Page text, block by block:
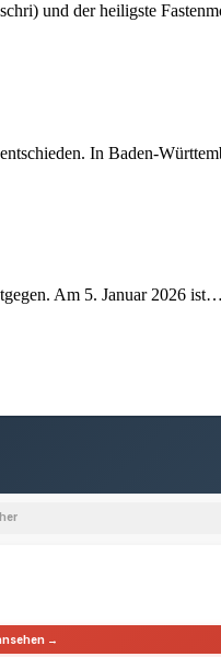
und der heiligste
In Baden-
Am 5. Januar 2026 ist…
→